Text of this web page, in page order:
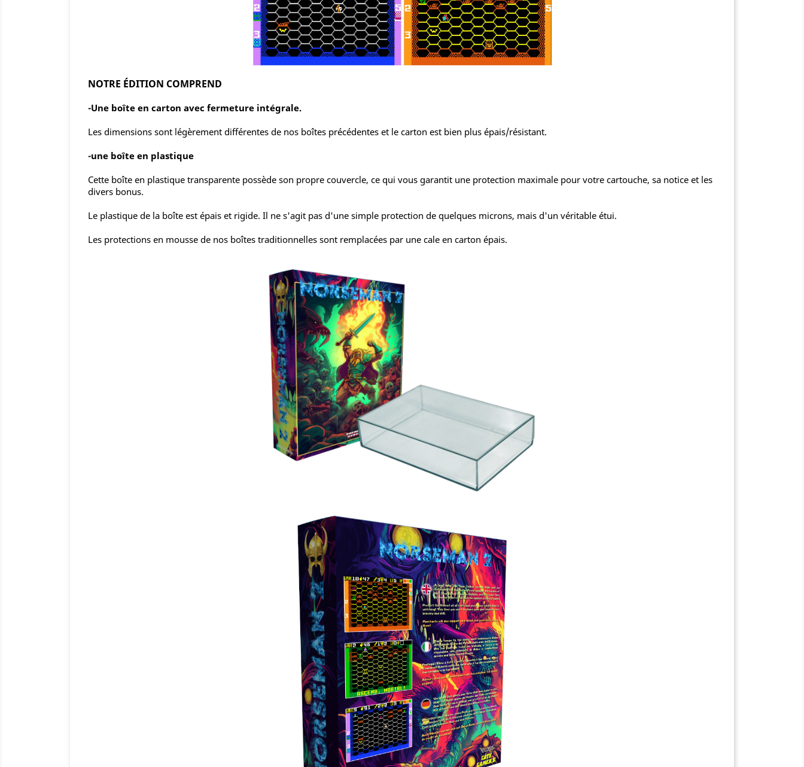
NOTRE ÉDITION COMPREND
-Une boîte en carton avec fermeture intégrale.
Les dimensions sont légèrement différentes de nos boîtes précédentes et le carton est bien plus épais/résistant.
-une boîte en plastique
Cette boîte en plastique transparente possède son propre couvercle, ce qui vous garantit une protection maximale pour votre cartouche, sa notice et les
divers bonus.
Le plastique de la boîte est épais et rigide. Il ne s'agit pas d'une simple protection de quelques microns, mais d'un véritable étui.
Les protections en mousse de nos boîtes traditionnelles sont remplacées par une cale en carton épais.